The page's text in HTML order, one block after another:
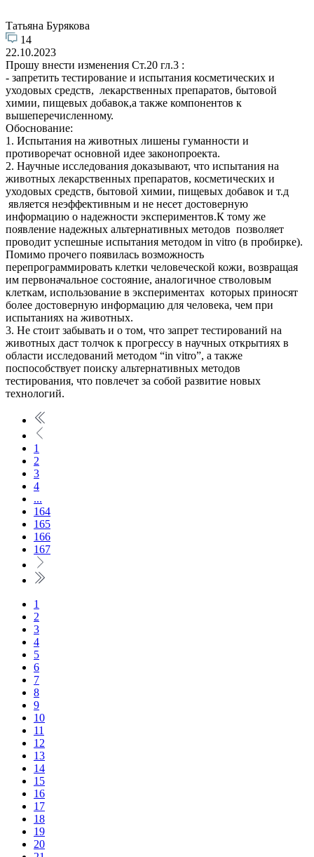
Татьяна Бурякова
14
22.10.2023
Прошу внести изменения Ст.20 гл.3 :
- запретить тестирование и испытания косметических и
уходовых средств, лекарственных препаратов, бытовой
химии, пищевых добавок,а также компонентов к
вышеперечисленному.
Обоснование:
1. Испытания на животных лишены гуманности и
противоречат основной идее законопроекта.
2. Научные исследования доказывают, что испытания на
животных лекарственных препаратов, косметических и
уходовых средств, бытовой химии, пищевых добавок и т.д
является неэффективным и не несет достоверную
информацию о надежности экспериментов.К тому же
появление надежных альтернативных методов позволяет
проводит успешные испытания методом in vitro (в пробирке).
Помимо прочего появилась возможность
перепрограммировать клетки человеческой кожи, возвращая
им первоначальное состояние, аналогичное стволовым
клеткам, использование в экспериментах которых приносят
более достоверную информацию для человека, чем при
испытаниях на животных.
3. Не стоит забывать и о том, что запрет тестирований на
животных даст толчок к прогрессу в научных открытиях в
области исследований методом “in vitro”, а также
поспособствует поиску альтернативных методов
тестирования, что повлечет за собой развитие новых
технологий.
1
2
3
4
...
164
165
166
167
1
2
3
4
5
6
7
8
9
10
11
12
13
14
15
16
17
18
19
20